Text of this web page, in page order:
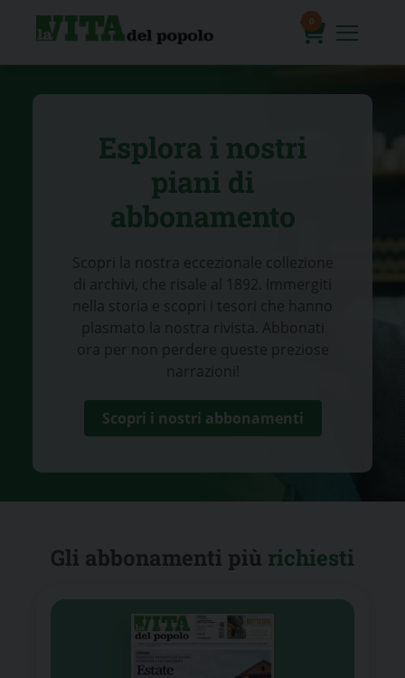
0
prodotti
Esplora i nostri
piani di
abbonamento
Scopri la nostra eccezionale collezione
di archivi, che risale al 1892. Immergiti
nella storia e scopri i tesori che hanno
plasmato la nostra rivista. Abbonati
ora per non perdere queste preziose
narrazioni!
Scopri i nostri abbonamenti
Gli abbonamenti più richiesti